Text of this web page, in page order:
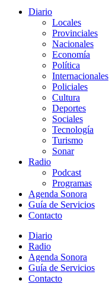
Diario
Locales
Provinciales
Nacionales
Economía
Política
Internacionales
Policiales
Cultura
Deportes
Sociales
Tecnología
Turismo
Sonar
Radio
Podcast
Programas
Agenda Sonora
Guía de Servicios
Contacto
Diario
Radio
Agenda Sonora
Guía de Servicios
Contacto